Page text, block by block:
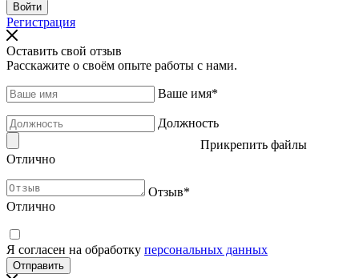
Регистрация
Оставить свой отзыв
Расскажите о своём опыте работы с нами.
Ваше имя*
Должность
Прикрепить файлы
Отлично
Отзыв*
Отлично
Я согласен на обработку персональных данных